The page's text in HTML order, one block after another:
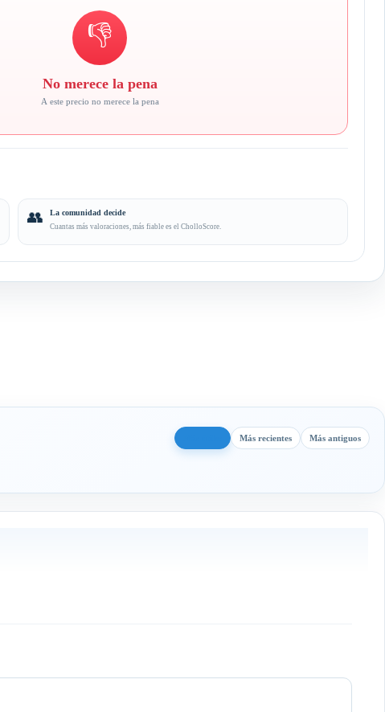
👎
No merece la pena
A este precio no merece la pena
👥 La comunidad decide
Cuantas más valoraciones, más fiable es el CholloScore.
Más recientes Más antiguos